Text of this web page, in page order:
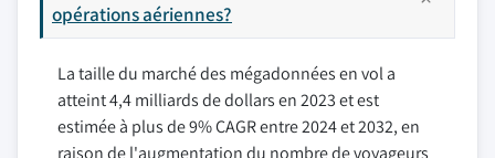
opérations aériennes?
La taille du marché des mégadonnées en vol a
atteint 4,4 milliards de dollars en 2023 et est
estimée à plus de 9% CAGR entre 2024 et 2032, en
raison de l'augmentation du nombre de voyageurs